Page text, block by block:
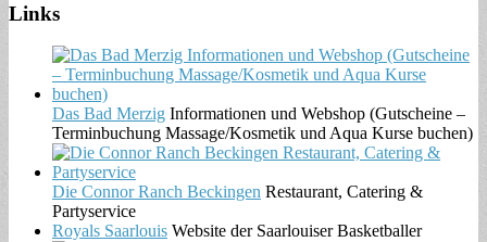
Links
Das Bad Merzig Informationen und Webshop (Gutscheine –
Terminbuchung Massage/Kosmetik und Aqua Kurse buchen)
Die Connor Ranch Beckingen Restaurant, Catering &
Partyservice
Royals Saarlouis Website der Saarlouiser Basketballer